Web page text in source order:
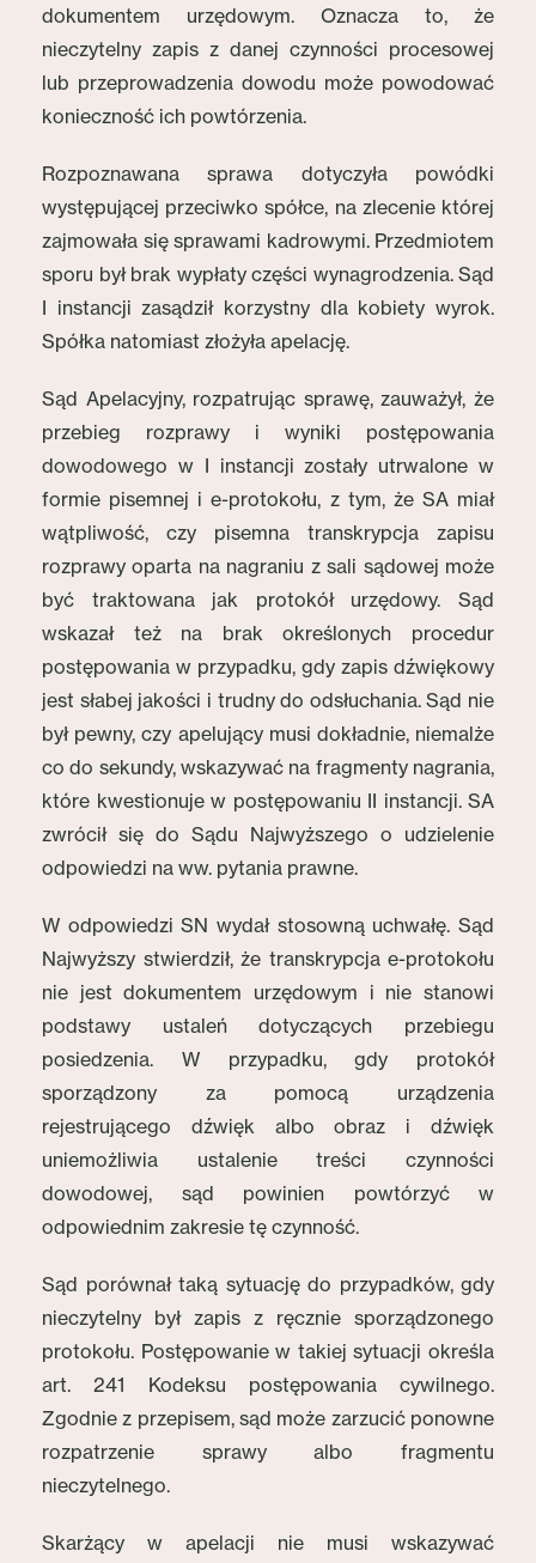
dokumentem urzędowym. Oznacza to, że
nieczytelny zapis z danej czynności procesowej
lub przeprowadzenia dowodu może powodować
konieczność ich powtórzenia.
Rozpoznawana sprawa dotyczyła powódki
występującej przeciwko spółce, na zlecenie której
zajmowała się sprawami kadrowymi. Przedmiotem
sporu był brak wypłaty części wynagrodzenia. Sąd
I instancji zasądził korzystny dla kobiety wyrok.
Spółka natomiast złożyła apelację.
Sąd Apelacyjny, rozpatrując sprawę, zauważył, że
przebieg rozprawy i wyniki postępowania
dowodowego w I instancji zostały utrwalone w
formie pisemnej i e-protokołu, z tym, że SA miał
wątpliwość, czy pisemna transkrypcja zapisu
rozprawy oparta na nagraniu z sali sądowej może
być traktowana jak protokół urzędowy. Sąd
wskazał też na brak określonych procedur
postępowania w przypadku, gdy zapis dźwiękowy
jest słabej jakości i trudny do odsłuchania. Sąd nie
był pewny, czy apelujący musi dokładnie, niemalże
co do sekundy, wskazywać na fragmenty nagrania,
które kwestionuje w postępowaniu II instancji. SA
zwrócił się do Sądu Najwyższego o udzielenie
odpowiedzi na ww. pytania prawne.
W odpowiedzi SN wydał stosowną uchwałę. Sąd
Najwyższy stwierdził, że transkrypcja e-protokołu
nie jest dokumentem urzędowym i nie stanowi
podstawy ustaleń dotyczących przebiegu
posiedzenia. W przypadku, gdy protokół
sporządzony za pomocą urządzenia
rejestrującego dźwięk albo obraz i dźwięk
uniemożliwia ustalenie treści czynności
dowodowej, sąd powinien powtórzyć w
odpowiednim zakresie tę czynność.
Sąd porównał taką sytuację do przypadków, gdy
nieczytelny był zapis z ręcznie sporządzonego
protokołu. Postępowanie w takiej sytuacji określa
art. 241 Kodeksu postępowania cywilnego.
Zgodnie z przepisem, sąd może zarzucić ponowne
rozpatrzenie sprawy albo fragmentu
nieczytelnego.
Skarżący w apelacji nie musi wskazywać